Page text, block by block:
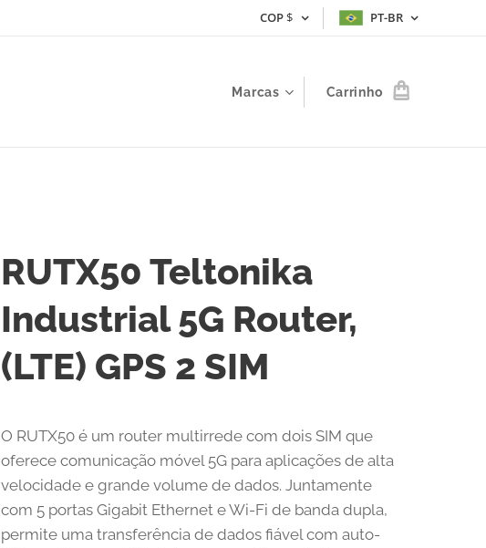
COP$ PT-BR
Marcas Carrinho
RUTX50 Teltonika
Industrial 5G Router,
(LTE) GPS 2 SIM
O RUTX50 é um router multirrede com dois SIM que
oferece comunicação móvel 5G para aplicações de alta
velocidade e grande volume de dados. Juntamente
com 5 portas Gigabit Ethernet e Wi-Fi de banda dupla,
permite uma transferência de dados fiável com auto-